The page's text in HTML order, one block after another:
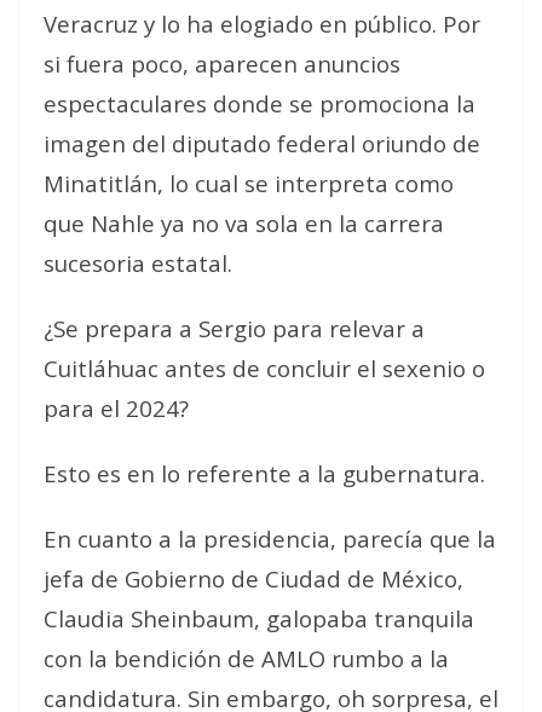
Veracruz y lo ha elogiado en público. Por
si fuera poco, aparecen anuncios
espectaculares donde se promociona la
imagen del diputado federal oriundo de
Minatitlán, lo cual se interpreta como
que Nahle ya no va sola en la carrera
sucesoria estatal.
¿Se prepara a Sergio para relevar a
Cuitláhuac antes de concluir el sexenio o
para el 2024?
Esto es en lo referente a la gubernatura.
En cuanto a la presidencia, parecía que la
jefa de Gobierno de Ciudad de México,
Claudia Sheinbaum, galopaba tranquila
con la bendición de AMLO rumbo a la
candidatura. Sin embargo, oh sorpresa, el